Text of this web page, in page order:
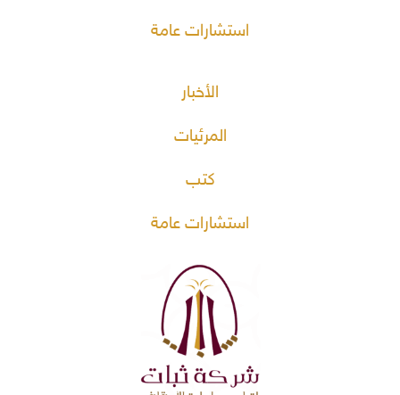
استشارات عامة
الأخبار
المرئيات
كتب
استشارات عامة